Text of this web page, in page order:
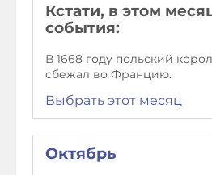
Кстати, в этом
события:
В 1668 году польский
сбежал во Францию.
Выбрать этот месяц
Октябрь